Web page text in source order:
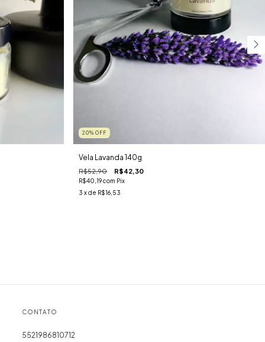
20%OFF
Vela Lavanda 140g
R$52,90 R$42,30
R$40,19com Pix
3 x de R$16,53
CONTATO
5521986810712